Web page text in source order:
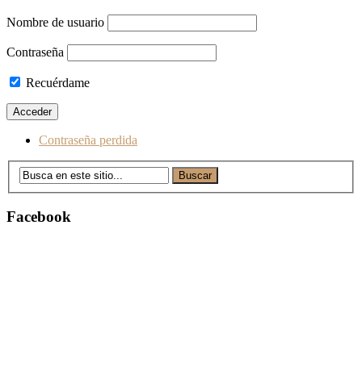
entradas
Nombre de usuario
Contraseña
Recuérdame
Contraseña perdida
Facebook